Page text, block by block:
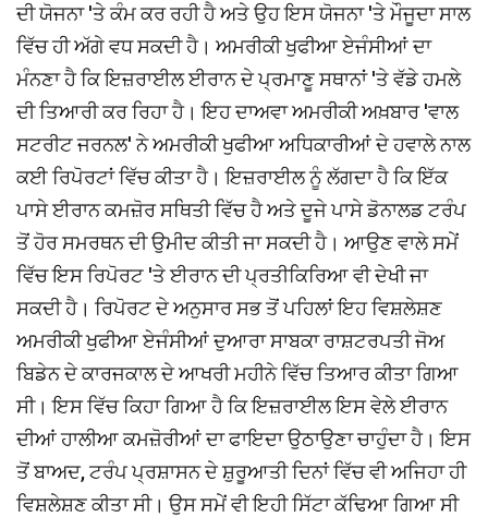
ਦੀ ਯੋਜਨਾ 'ਤੇ ਕੰਮ ਕਰ ਰਹੀ ਹੈ ਅਤੇ ਉਹ ਇਸ ਯੋਜਨਾ 'ਤੇ ਮੌਜੂਦਾ ਸਾਲ
ਵਿੱਚ ਹੀ ਅੱਗੇ ਵਧ ਸਕਦੀ ਹੈ। ਅਮਰੀਕੀ ਖੁਫੀਆ ਏਜੰਸੀਆਂ ਦਾ
ਮੰਨਣਾ ਹੈ ਕਿ ਇਜ਼ਰਾਈਲ ਈਰਾਨ ਦੇ ਪ੍ਰਮਾਣੂ ਸਥਾਨਾਂ 'ਤੇ ਵੱਡੇ ਹਮਲੇ
ਦੀ ਤਿਆਰੀ ਕਰ ਰਿਹਾ ਹੈ। ਇਹ ਦਾਅਵਾ ਅਮਰੀਕੀ ਅਖ਼ਬਾਰ 'ਵਾਲ
ਸਟਰੀਟ ਜਰਨਲ' ਨੇ ਅਮਰੀਕੀ ਖੁਫੀਆ ਅਧਿਕਾਰੀਆਂ ਦੇ ਹਵਾਲੇ ਨਾਲ
ਕਈ ਰਿਪੋਰਟਾਂ ਵਿੱਚ ਕੀਤਾ ਹੈ। ਇਜ਼ਰਾਈਲ ਨੂੰ ਲੱਗਦਾ ਹੈ ਕਿ ਇੱਕ
ਪਾਸੇ ਈਰਾਨ ਕਮਜ਼ੋਰ ਸਥਿਤੀ ਵਿੱਚ ਹੈ ਅਤੇ ਦੂਜੇ ਪਾਸੇ ਡੋਨਾਲਡ ਟਰੰਪ
ਤੋਂ ਹੋਰ ਸਮਰਥਨ ਦੀ ਉਮੀਦ ਕੀਤੀ ਜਾ ਸਕਦੀ ਹੈ। ਆਉਣ ਵਾਲੇ ਸਮੇਂ
ਵਿੱਚ ਇਸ ਰਿਪੋਰਟ 'ਤੇ ਈਰਾਨ ਦੀ ਪ੍ਰਤੀਕਿਰਿਆ ਵੀ ਦੇਖੀ ਜਾ
ਸਕਦੀ ਹੈ। ਰਿਪੋਰਟ ਦੇ ਅਨੁਸਾਰ ਸਭ ਤੋਂ ਪਹਿਲਾਂ ਇਹ ਵਿਸ਼ਲੇਸ਼ਣ
ਅਮਰੀਕੀ ਖੁਫੀਆ ਏਜੰਸੀਆਂ ਦੁਆਰਾ ਸਾਬਕਾ ਰਾਸ਼ਟਰਪਤੀ ਜੋਅ
ਬਿਡੇਨ ਦੇ ਕਾਰਜਕਾਲ ਦੇ ਆਖਰੀ ਮਹੀਨੇ ਵਿੱਚ ਤਿਆਰ ਕੀਤਾ ਗਿਆ
ਸੀ। ਇਸ ਵਿੱਚ ਕਿਹਾ ਗਿਆ ਹੈ ਕਿ ਇਜ਼ਰਾਈਲ ਇਸ ਵੇਲੇ ਈਰਾਨ
ਦੀਆਂ ਹਾਲੀਆ ਕਮਜ਼ੋਰੀਆਂ ਦਾ ਫਾਇਦਾ ਉਠਾਉਣਾ ਚਾਹੁੰਦਾ ਹੈ। ਇਸ
ਤੋਂ ਬਾਅਦ, ਟਰੰਪ ਪ੍ਰਸ਼ਾਸਨ ਦੇ ਸ਼ੁਰੂਆਤੀ ਦਿਨਾਂ ਵਿੱਚ ਵੀ ਅਜਿਹਾ ਹੀ
ਵਿਸ਼ਲੇਸ਼ਣ ਕੀਤਾ ਸੀ। ਉਸ ਸਮੇਂ ਵੀ ਇਹੀ ਸਿੱਟਾ ਕੱਢਿਆ ਗਿਆ ਸੀ